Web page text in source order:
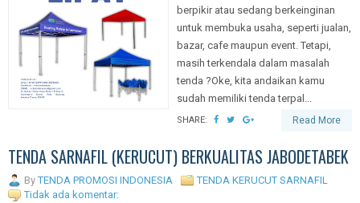
berpikir atau sedang berkeinginan
untuk membuka usaha, seperti jualan,
bazar, cafe maupun event. Tetapi,
masih terkendala dalam masalah
tenda ?Oke, kita andaikan kamu
sudah memiliki tenda terpal...
SHARE: Read More
TENDA SARNAFIL (KERUCUT) BERKUALITAS JABODETABEK
ByTENDA PROMOSI INDONESIA
TENDA KERUCUT SARNAFIL
Tidak ada komentar: